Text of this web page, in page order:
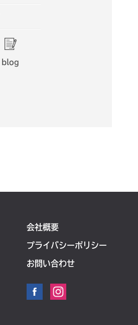
blog
会社概要
プライバシーポリシー
お問い合わせ